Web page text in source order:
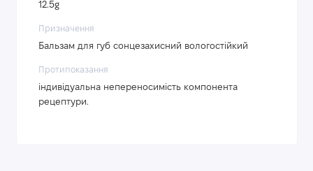
12.5g
Призначення
Бальзам для губ сонцезахисний вологостійкий
Протипоказання
індивідуальна непереносимість компонента
рецептури.